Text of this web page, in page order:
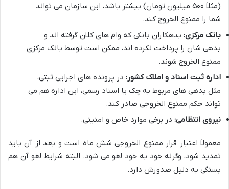
(مثلاً ۵۰۰ میلیون تومان) بیشتر باشد، این سازمان می تواند
شما را ممنوع الخروج کند.
بانک مرکزی: بدهکاران بانکی که وام های کلان گرفته اند و
بدهی شان را پرداخت نکرده اند، ممکن است توسط بانک مرکزی
ممنوع الخروج شوند.
اداره ثبت اسناد و املاک کشور: در پرونده های اجرایی ثبتی،
مثل بدهی های مربوط به چک یا اسناد رسمی، این اداره هم می
تواند حکم ممنوع الخروجی صادر کند.
نیروی انتظامی: در برخی موارد خاص و امنیتی.
معمولاً اعتبار قرار ممنوع الخروجی شش ماه است و بعد از آن باید
تمدید شود، وگرنه خود به خود لغو می شود. البته شرایط لغو آن هم
بستگی به دلیل صدورش دارد.